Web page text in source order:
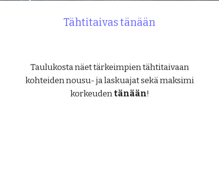
Tähtitaivas tänään
Taulukosta näet tärkeimpien tähtitaivaan
kohteiden nousu- ja laskuajat sekä maksimi
korkeudentänään!